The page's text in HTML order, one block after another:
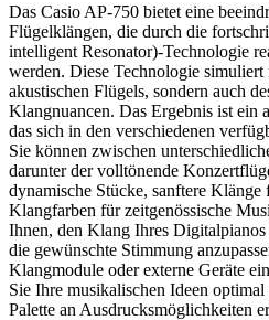
Das Casio AP-750 bietet eine
Flügelklängen, die durch die
intelligent Resonator)-Technologie
werden. Diese Technologie
akustischen Flügels, sondern auch
Klangnuancen. Das Ergebnis ist ein
das sich in den verschiedenen
Sie können zwischen
darunter der volltönende
dynamische Stücke, sanftere
Klangfarben für zeitgenössische
Ihnen, den Klang Ihres
die gewünschte Stimmung
Klangmodule oder externe Geräte
Sie Ihre musikalischen Ideen
Palette an Ausdrucksmöglichkeiten